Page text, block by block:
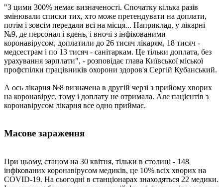
"З цими 300% немає визначеності. Спочатку кілька разів
змінювали списки тих, хто може претендувати на доплати,
потім і зовсім передали всі на місця... Наприклад, у лікарні
№9, де персонал і вдень, і вночі з інфікованими
коронавірусом, доплатили до 26 тисяч лікарям, 18 тисяч -
медсестрам і по 13 тисяч - санітаркам. Це тільки доплата, без
урахування зарплати", - розповідає глава Київської міської
профспілки працівників охорони здоров'я Сергій Кубанський.
А ось лікарня №8 визначена в другій черзі з прийому хворих
на коронавірус, тому і доплату не отримала. Але пацієнтів з
коронавірусом лікарня все одно приймає.
Масове зараження
При цьому, станом на 30 квітня, тільки в столиці - 148
інфікованих коронавірусом медиків, це 10% всіх хворих на
COVID-19. На сьогодні в станціонарах знаходяться 22 медики.